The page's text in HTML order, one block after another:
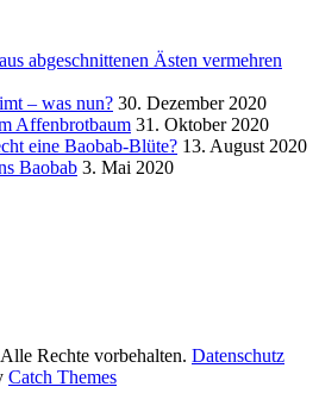
abgeschnittenen Ästen vermehren
– was nun? 30. Dezember 2020
Affenbrotbaum 31. Oktober 2020
eine Baobab-Blüte? 13. August 2020
Baobab 3. Mai 2020
Alle Rechte vorbehalten. Datenschutz
Catch Themes